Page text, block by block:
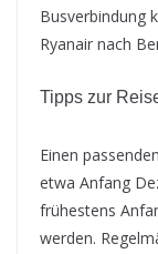
Busverbindung
Ryanair nach
Tipps zur
Einen
etwa Anfang
frühestens
werden.